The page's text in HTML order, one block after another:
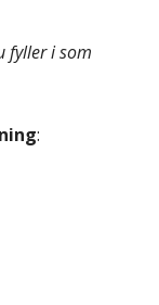
fyller i som
: